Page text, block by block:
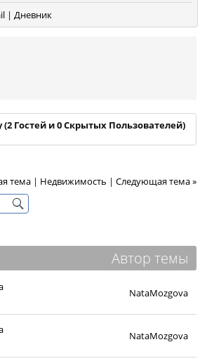
| Дневник
(2 Гостей и 0 Скрытых Пользователей)
тема | Недвижимость | Следующая тема »
Автор темы
NataMozgova
NataMozgova